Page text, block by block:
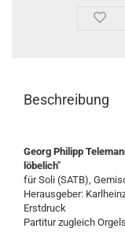
Beschreibung
Georg Philipp
löbelich"
für Soli (SATB),
Herausgeber:
Erstdruck
Partitur zugleich